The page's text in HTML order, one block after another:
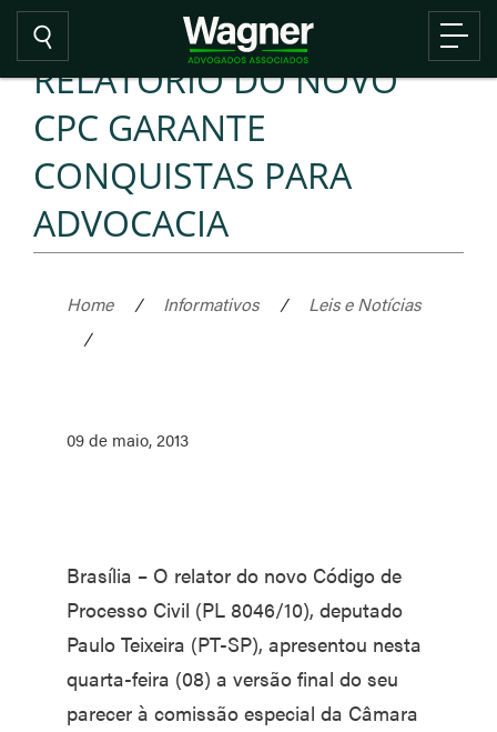
RELATÓRIO DO NOVO
CPC GARANTE
CONQUISTAS PARA
ADVOCACIA
Home / Informativos /
Leis e Notícias
/
09 de maio, 2013
Brasília – O relator do novo Código de
Processo Civil (PL 8046/10), deputado
Paulo Teixeira (PT-SP), apresentou nesta
quarta-feira (08) a versão final do seu
parecer à comissão especial da Câmara